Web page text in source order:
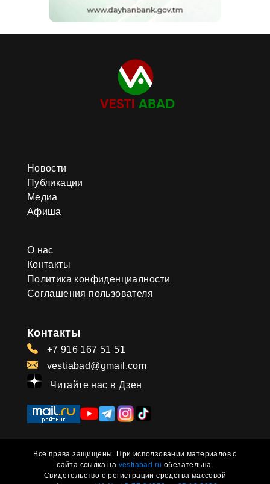
Новости
Публикации
Медиа
Афиша
О нас
Контакты
Политика конфиденциалности
Соглашения пользователя
Контакты
+7 916 167 51 51
vestiabad@gmail.com
Читайте нас в Дзен
Все права защищены. При исползовании материалов с
сайта ссылка на vestiabad.ru обезательна.
Свидетельство о регистрации средства массовой